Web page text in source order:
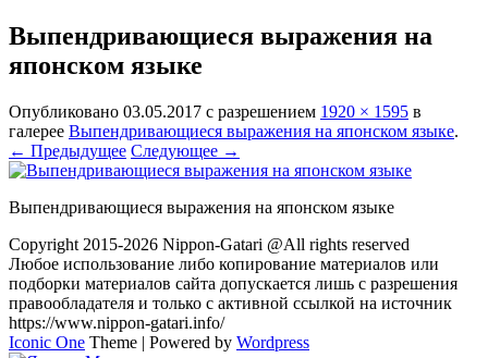
Выпендривающиеся выражения на
японском языке
Опубликовано 03.05.2017 с разрешением 1920 × 1595 в
галерее Выпендривающиеся выражения на японском языке.
← Предыдущее Следующее →
Выпендривающиеся выражения на японском языке
Copyright 2015-2026 Nippon-Gatari @All rights reserved
Любое использование либо копирование материалов или
подборки материалов сайта допускается лишь с разрешения
правообладателя и только с активной ссылкой на источник
https://www.nippon-gatari.info/
Iconic One Theme | Powered by Wordpress